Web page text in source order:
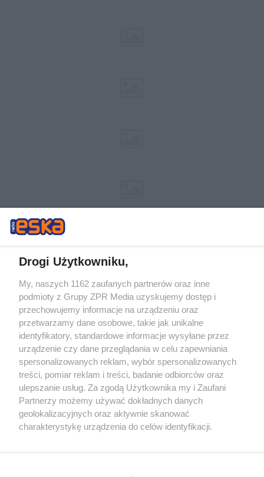
Żaden utwór zamieszczony w serwisie nie może być powielany i
rozpowszechniany lub dalej rozpowszechniany w jakikolwiek sposób (w
tym także elektroniczny lub mechaniczny) na jakimkolwiek polu
eksploatacji w jakiejkolwiek formie, włącznie z umieszczaniem w
Internecie bez pisemnej zgody właściciela praw. Jakiekolwiek użycie lub
wykorzystanie utworów w całości lub w części z naruszeniem prawa,
tzn. bez właściwej zgody, jest zabronione pod groźbą kary i może być
ścigane prawnie.
Drogi Użytkowniku,
My, naszych 1162 zaufanych partnerów oraz inne
podmioty z Grupy ZPR Media uzyskujemy dostęp i
przechowujemy informacje na urządzeniu oraz
przetwarzamy dane osobowe, takie jak unikalne
identyfikatory, standardowe informacje wysyłane przez
urządzenie czy dane przeglądania w celu zapewniania
spersonalizowanych reklam, wybór spersonalizowanych
treści, pomiar reklam i treści, badanie odbiorców oraz
ulepszanie usług. Za zgodą Użytkownika my i Zaufani
Partnerzy możemy używać dokładnych danych
geolokalizacyjnych oraz aktywnie skanować
charakterystykę urządzenia do celów identyfikacji.